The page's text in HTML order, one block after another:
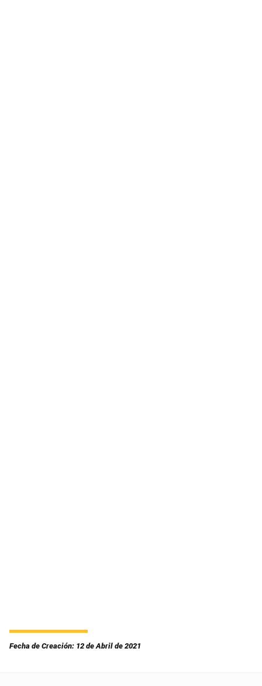
Fecha de Creación: 12 de Abril de 2021